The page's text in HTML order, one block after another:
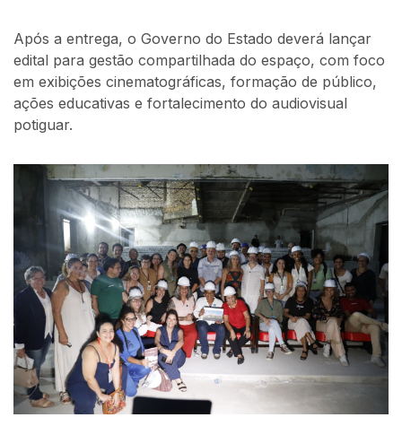
Após a entrega, o Governo do Estado deverá lançar
edital para gestão compartilhada do espaço, com foco
em exibições cinematográficas, formação de público,
ações educativas e fortalecimento do audiovisual
potiguar.